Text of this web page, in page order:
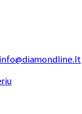
info@diamondline.lt